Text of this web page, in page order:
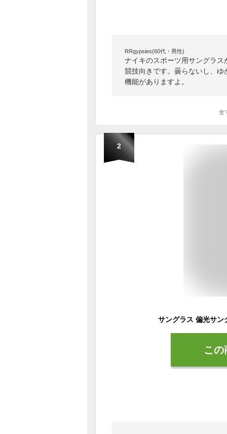
RRgypsies(60代・男性)
ナイキのスポーツ用サングラ
競技向きです。曇らないし、
機能がありますよ。
全
2
こ